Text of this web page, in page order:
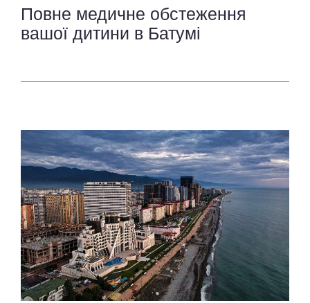
Повне медичне обстеження
вашої дитини в Батумі